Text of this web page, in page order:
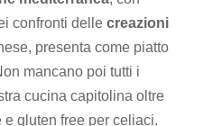
confronti delle creazioni
presenta come piatto
mancano poi tutti i
cucina capitolina oltre
gluten free per celiaci.